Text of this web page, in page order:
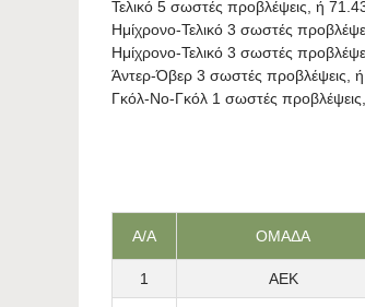
Τελικό 5 σωστές προβλέψεις, ή
Ημίχρονο-Τελικό 3 σωστές
Ημίχρονο-Τελικό 3 σωστές
Άντερ-Όβερ 3 σωστές προβλέψεις,
Γκόλ-Νο-Γκόλ 1 σωστές
Α/Α ΟΜΑΔΑ
1 ΑΕΚ